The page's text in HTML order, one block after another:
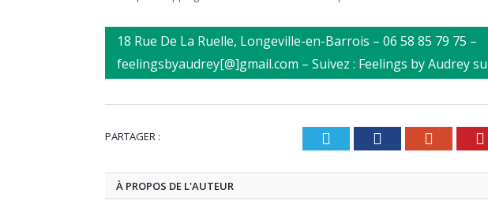
18 Rue De La Ruelle, Longeville-en-Barrois – 06 58 85 79 75 –
feelingsbyaudrey[@]gmail.com – Suivez : Feelings by Audrey
PARTAGER : TwitterFacebook
À PROPOS DE L'AUTEUR